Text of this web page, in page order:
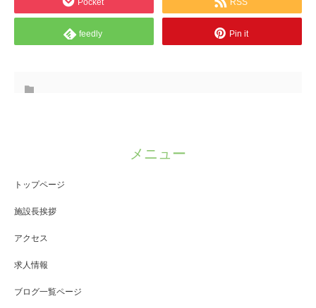
feedly Pin it
メニュー
トップページ
施設長挨拶
アクセス
求人情報
ブログ一覧ページ